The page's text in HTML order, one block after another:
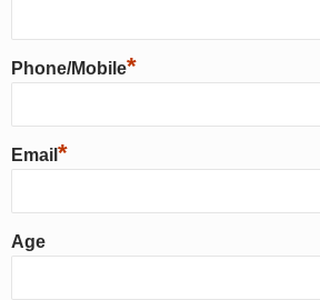
Phone/Mobile*
Email *
Age